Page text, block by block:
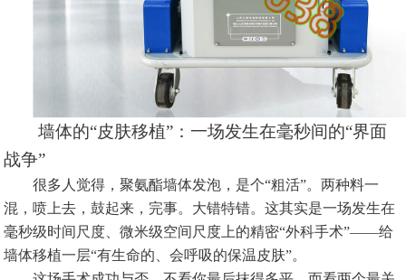
墙体的“皮肤移植”：一场发生在毫秒间的“界面
战争”
很多人觉得，聚氨酯墙体发泡，是个“粗活”。两种料一
混，喷上去，鼓起来，完事。大错特错。这其实是一场发生在
毫秒级时间尺度、微米级空间尺度上的精密“外科手术”——给
墙体移植一层“有生命的、会呼吸的保温皮肤”。